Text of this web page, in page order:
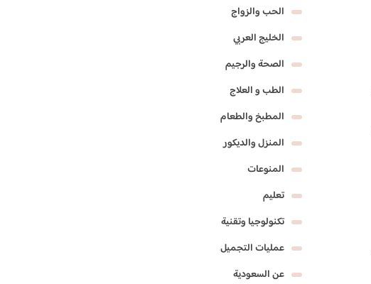
الحب والزواج
الخليج العربي
الصحة والرجيم
الطب و العلاج
المطبخ والطعام
المنزل والديكور
المنوعات
تعليم
تكنولوجيا وتقنية
عمليات التجميل
عن السعودية